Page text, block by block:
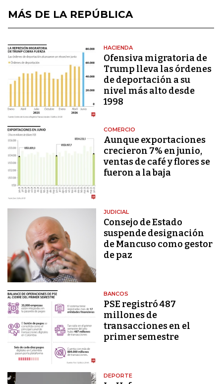
MÁS DE LA REPÚBLICA
HACIENDA
Ofensiva migratoria de
Trump lleva las órdenes
de deportación a su
nivel más alto desde
1998
COMERCIO
Aunque exportaciones
crecieron 7% en junio,
ventas de café y flores se
fueron a la baja
JUDICIAL
Consejo de Estado
suspende designación
de Mancuso como gestor
de paz
BANCOS
PSE registró 487
millones de
transacciones en el
primer semestre
DEPORTE